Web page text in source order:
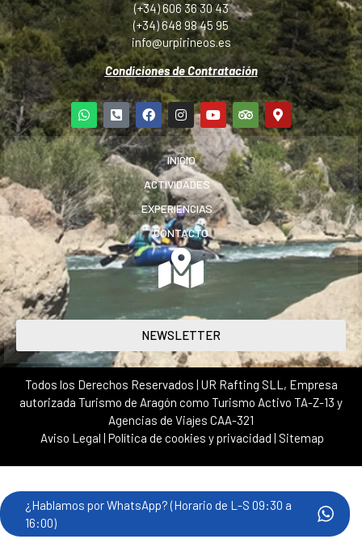
(+34) 606 36 30 43
(+34) 648 98 45 95
info@urpirineos.es
Condiciones de Contratación
INICIO
ACTIVIDADES
EXPERIENCIAS
CONTACTO
NEWSLETTER
Todos los Derechos Reservados | UR Rafting SLL, Empresa
autorizada Turismo de Aragón como Turismo Activo TA-Z-13 y
Agencias de Viajes CAA-321
Aviso Legal | Política de cookies y privacidad | Sitemap
¿Hablamos por WhatsApp? (Horario de L-S 09:30 a
16:00)